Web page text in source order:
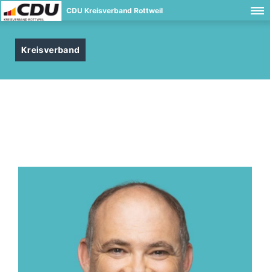
CDU Kreisverband Rottweil
Kreisverband